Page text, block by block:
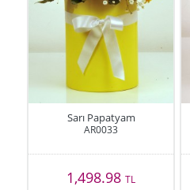
Sarı Papatyam
AR0033
1,498.98TL